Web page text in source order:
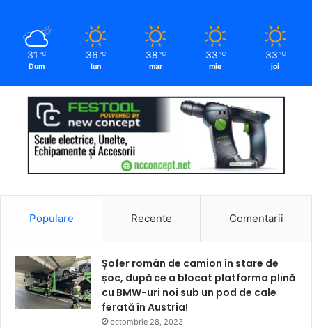
31 ℃
Dum
36 ℃
lun
38 ℃
mar
33 ℃
mie
33 ℃
joi
Populare Recente Comentarii
Șofer român de camion în stare de
șoc, după ce a blocat platforma plină
cu BMW-uri noi sub un pod de cale
ferată în Austria!
octombrie 28, 2023